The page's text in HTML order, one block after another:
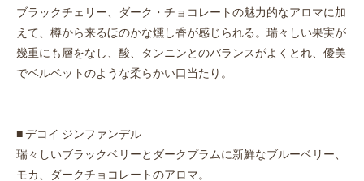
ブラックチェリー、ダーク・チョコレートの魅力的なアロマに加
えて、樽から来るほのかな燻し香が感じられる。瑞々しい果実が
幾重にも層をなし、酸、タンニンとのバランスがよくとれ、優美
でベルベットのような柔らかい口当たり。
■ デコイ ジンファンデル
瑞々しいブラックベリーとダークプラムに新鮮なブルーベリー、
モカ、ダークチョコレートのアロマ。